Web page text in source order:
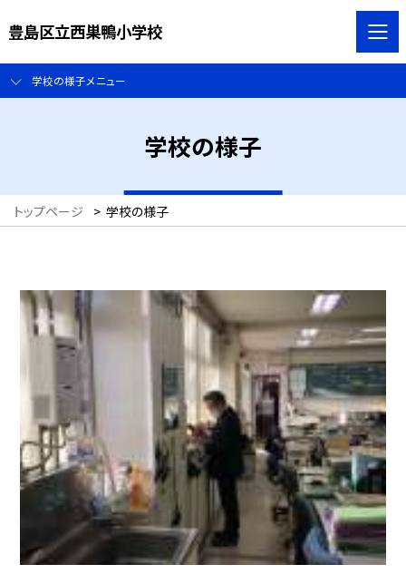
豊島区立西巣鴨小学校
学校の様子メニュー
学校の様子
トップページ > 学校の様子